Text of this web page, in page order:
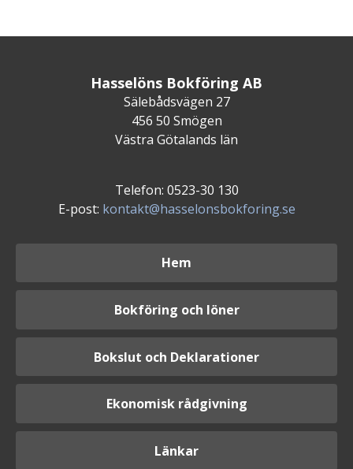
Hasselöns Bokföring AB
Sälebådsvägen 27
456 50 Smögen
Västra Götalands län
Telefon: 0523-30 130
E-post: kontakt@hasselonsbokforing.se
Hem
Bokföring och löner
Bokslut och Deklarationer
Ekonomisk rådgivning
Länkar